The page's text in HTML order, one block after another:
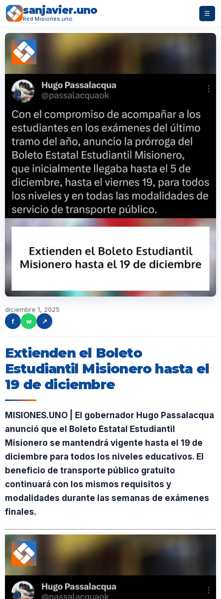
sanjavier.uno
Red Misiones.uno
☰
diciembre 1, 2025
f
w ↗
Extienden el Boleto
Estudiantil Misionero hasta el
19 de diciembre
MISIONES.UNO | El gobernador Hugo Passalacqua
anunció que el Boleto Estatal Estudiantil
Misionero se mantendrá vigente hasta el 19 de
diciembre para todos los niveles educativos. El
beneficio de transporte público gratuito
continuará con los mismos requisitos y
modalidades durante las semanas de exámenes
finales.